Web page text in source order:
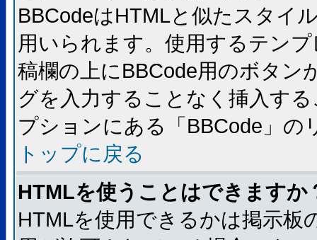
BBCodeはHTMLと似たスタイ
用いられます。使用するテン
稿欄の上にBBCode用のボタン
グを入力することなく挿入す
プションにある「BBCode」
トップに戻る
HTMLを使うことはできますか
HTMLを使用できるかは掲示板